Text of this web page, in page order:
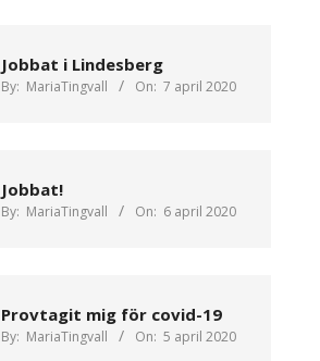
Jobbat i Lindesberg
By: MariaTingvall On: 7 april 2020
Jobbat!
By: MariaTingvall On: 6 april 2020
Provtagit mig för covid-19
By: MariaTingvall On: 5 april 2020